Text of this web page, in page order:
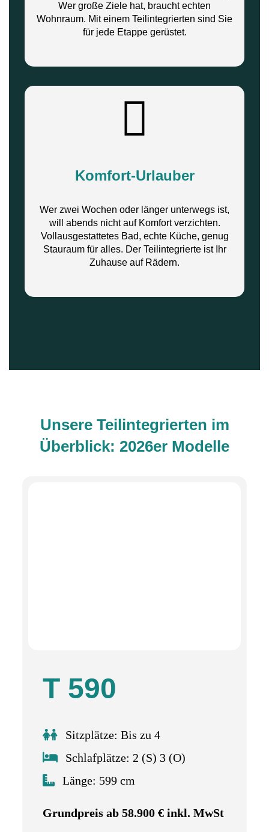
Wer große Ziele hat, braucht echten
Wohnraum. Mit einem Teilintegrierten sind Sie
für jede Etappe gerüstet.
Komfort-Urlauber
Wer zwei Wochen oder länger unterwegs ist,
will abends nicht auf Komfort verzichten.
Vollausgestattetes Bad, echte Küche, genug
Stauraum für alles. Der Teilintegrierte ist Ihr
Zuhause auf Rädern.
Unsere Teilintegrierten im
Überblick: 2026er Modelle
T 590
Sitzplätze: Bis zu 4
Schlafplätze: 2 (S) 3 (O)
Länge: 599 cm
Grundpreis ab 58.900 € inkl. MwSt